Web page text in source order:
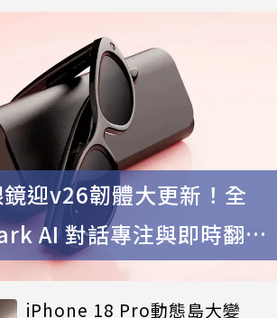
迎v26韌體大更新！全
AI 對話專注與即時翻譯
iPhone 18 Pro動態島大變